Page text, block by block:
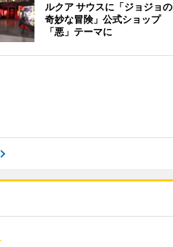
ルクア サウスに「ジョジョの
奇妙な冒険」公式ショップ
「悪」テーマに